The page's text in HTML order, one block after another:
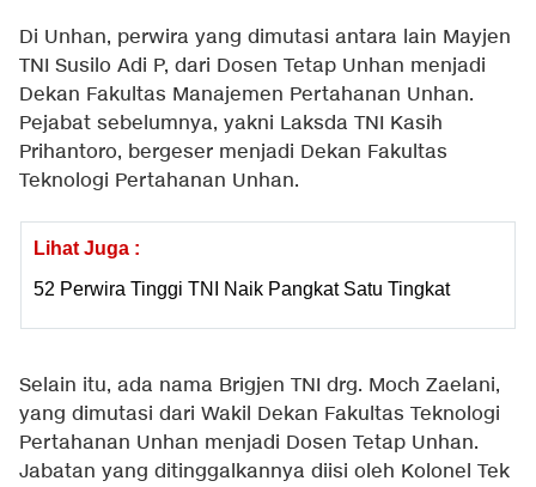
Di Unhan, perwira yang dimutasi antara lain Mayjen
TNI Susilo Adi P, dari Dosen Tetap Unhan menjadi
Dekan Fakultas Manajemen Pertahanan Unhan.
Pejabat sebelumnya, yakni Laksda TNI Kasih
Prihantoro, bergeser menjadi Dekan Fakultas
Teknologi Pertahanan Unhan.
Lihat Juga :
52 Perwira Tinggi TNI Naik Pangkat Satu Tingkat
Selain itu, ada nama Brigjen TNI drg. Moch Zaelani,
yang dimutasi dari Wakil Dekan Fakultas Teknologi
Pertahanan Unhan menjadi Dosen Tetap Unhan.
Jabatan yang ditinggalkannya diisi oleh Kolonel Tek